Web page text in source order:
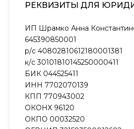
РЕКВИЗИТЫ ДЛЯ
ИП Шрамко Анна
645390850001
р/с 40802810612180001381
к/с 30101810145250000411
БИК 044525411
ИНН 7702070139
КПП 770943002
ОКОНХ 96120
ОКПО 00032520